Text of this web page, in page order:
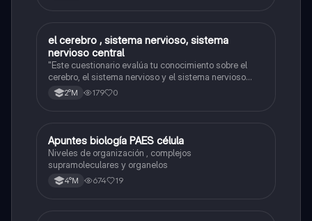
Biología
el cerebro , sistema nervioso, sistema
nervioso central
"Este cuestionario evalúa tu conocimiento sobre el
cerebro, el sistema nervioso y el sistema nervioso
central."
2°M 179 0
Biología
Apuntes biología PAES célula
Niveles de organización , complejos
supramoleculares y organelos
4°M 674 19